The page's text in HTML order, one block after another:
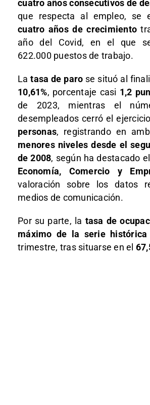
cuatro años consecutivos de
que respecta al empleo, se
cuatro años de crecimiento
año del Covid, en el que
622.000 puestos de trabajo.
Latasa de paro se situó al
10,61%, porcentaje casi 1,2
de 2023, mientras el
desempleados cerró el
personas, registrando en
menores niveles desde el
de 2008, según ha destacado el
Economía, Comercio y
valoración sobre los datos
medios de comunicación.
Por su parte, la tasa de
máximo de la serie histórica
trimestre, tras situarse en el